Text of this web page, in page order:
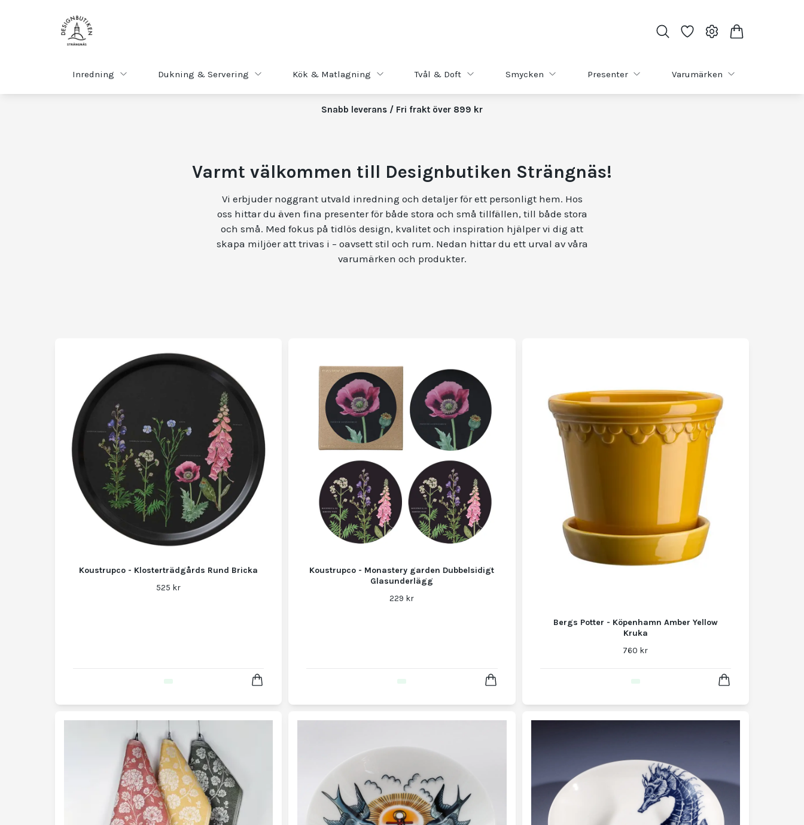
Inredning Dukning & Servering Kök & Matlagning Tvål & Doft Smycken Presenter Varumärken
Snabb leverans / Fri frakt över 899 kr
Varmt välkommen till Designbutiken Strängnäs!
Vi erbjuder noggrant utvald inredning och detaljer för ett personligt hem. Hos
oss hittar du även fina presenter för både stora och små tillfällen, till både stora
och små. Med fokus på tidlös design, kvalitet och inspiration hjälper vi dig att
skapa miljöer att trivas i – oavsett stil och rum. Nedan hittar du ett urval av våra
varumärken och produkter.
Koustrupco - Klosterträdgårds Rund Bricka
525 kr
Koustrupco - Monastery garden Dubbelsidigt
Glasunderlägg
229 kr
Bergs Potter - Köpenhamn Amber Yellow
Kruka
760 kr